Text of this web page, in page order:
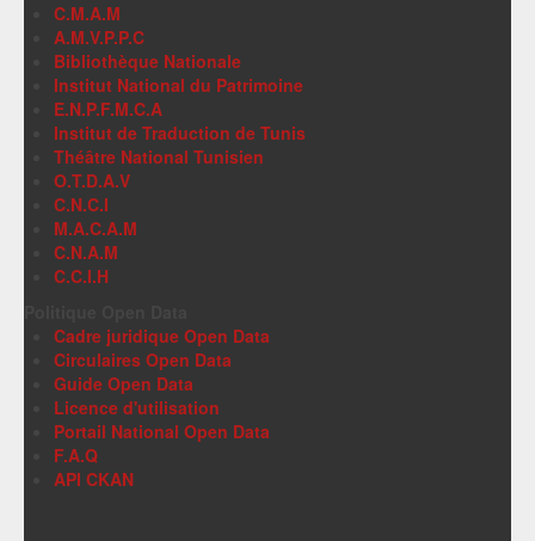
C.M.A.M
A.M.V.P.P.C
Bibliothèque Nationale
Institut National du Patrimoine
E.N.P.F.M.C.A
Institut de Traduction de Tunis
Théâtre National Tunisien
O.T.D.A.V
C.N.C.I
M.A.C.A.M
C.N.A.M
C.C.I.H
Cadre juridique Open Data
Circulaires Open Data
Guide Open Data
Licence d'utilisation
Portail National Open Data
F.A.Q
API CKAN